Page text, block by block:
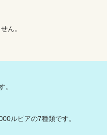
ん。
。
ルピアの7種類です。